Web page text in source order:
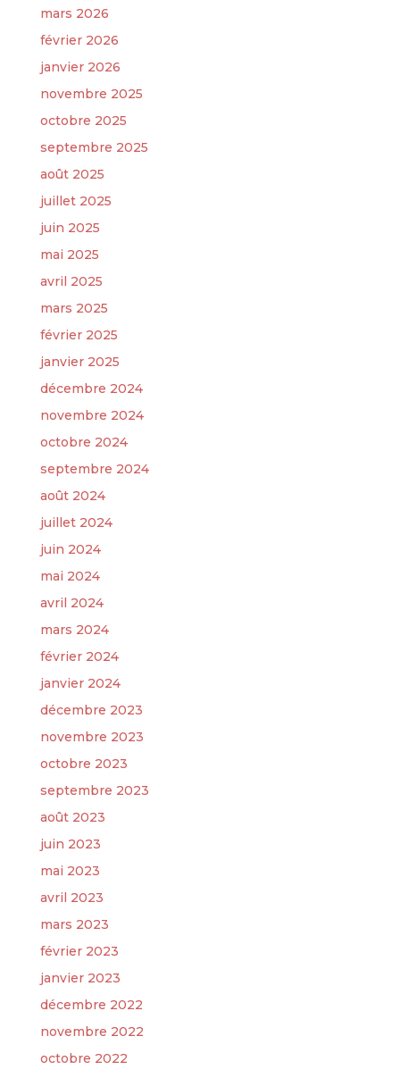
mars 2026
février 2026
janvier 2026
novembre 2025
octobre 2025
septembre 2025
août 2025
juillet 2025
juin 2025
mai 2025
avril 2025
mars 2025
février 2025
janvier 2025
décembre 2024
novembre 2024
octobre 2024
septembre 2024
août 2024
juillet 2024
juin 2024
mai 2024
avril 2024
mars 2024
février 2024
janvier 2024
décembre 2023
novembre 2023
octobre 2023
septembre 2023
août 2023
juin 2023
mai 2023
avril 2023
mars 2023
février 2023
janvier 2023
décembre 2022
novembre 2022
octobre 2022